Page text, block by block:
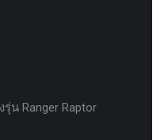
รุ่น Ranger Raptor